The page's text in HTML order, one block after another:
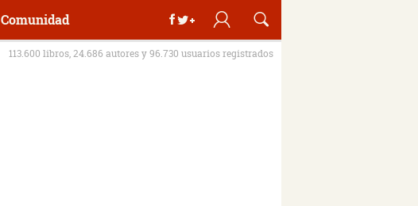
Comunidad
113.600 libros, 24.686 autores y 96.730 usuarios registrados